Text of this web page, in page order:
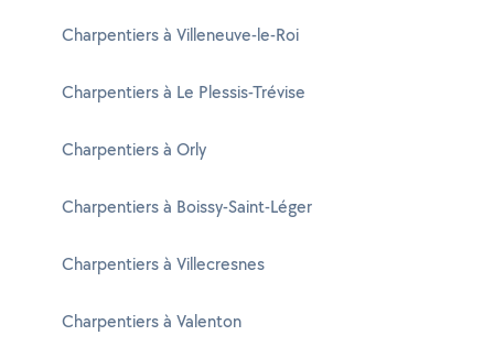
Charpentiers à Villeneuve-le-Roi
Charpentiers à Le Plessis-Trévise
Charpentiers à Orly
Charpentiers à Boissy-Saint-Léger
Charpentiers à Villecresnes
Charpentiers à Valenton